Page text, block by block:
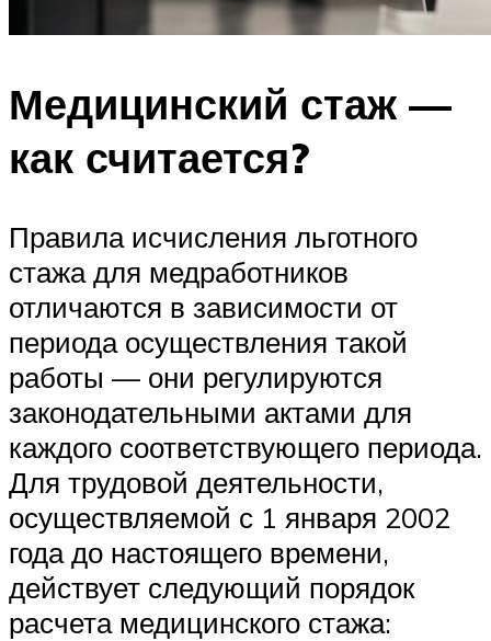
Медицинский стаж —
как считается?
Правила исчисления льготного
стажа для медработников
отличаются в зависимости от
периода осуществления такой
работы — они регулируются
законодательными актами для
каждого соответствующего периода.
Для трудовой деятельности,
осуществляемой с 1 января 2002
года до настоящего времени,
действует следующий порядок
расчета медицинского стажа: